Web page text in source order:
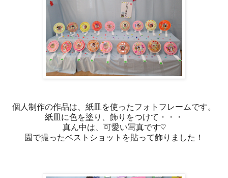
個人制作の作品は、紙皿を使ったフォトフレームです。
紙皿に色を塗り、飾りをつけて・・・
真ん中は、可愛い写真です♡
園で撮ったベストショットを貼って飾りました！